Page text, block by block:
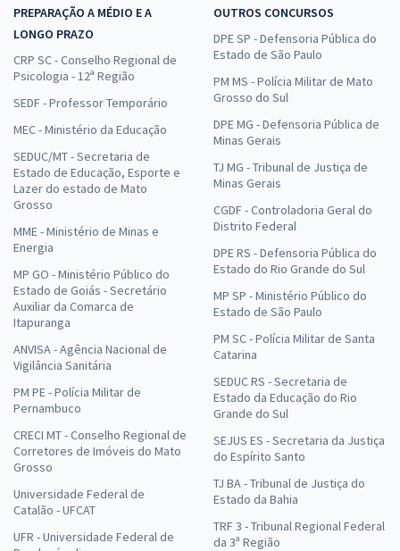
PREPARAÇÃO A MÉDIO E A
LONGO PRAZO
CRP SC - Conselho Regional de
Psicologia - 12ª Região
SEDF - Professor Temporário
MEC - Ministério da Educação
SEDUC/MT - Secretaria de
Estado de Educação, Esporte e
Lazer do estado de Mato
Grosso
MME - Ministério de Minas e
Energia
MP GO - Ministério Público do
Estado de Goiás - Secretário
Auxiliar da Comarca de
Itapuranga
ANVISA - Agência Nacional de
Vigilância Sanitária
PM PE - Polícia Militar de
Pernambuco
CRECI MT - Conselho Regional de
Corretores de Imóveis do Mato
Grosso
Universidade Federal de
Catalão - UFCAT
UFR - Universidade Federal de
OUTROS CONCURSOS
DPE SP - Defensoria Pública do
Estado de São Paulo
PM MS - Polícia Militar de Mato
Grosso do Sul
DPE MG - Defensoria Pública de
Minas Gerais
TJ MG - Tribunal de Justiça de
Minas Gerais
CGDF - Controladoria Geral do
Distrito Federal
DPE RS - Defensoria Pública do
Estado do Rio Grande do Sul
MP SP - Ministério Público do
Estado de São Paulo
PM SC - Polícia Militar de Santa
Catarina
SEDUC RS - Secretaria de
Estado da Educação do Rio
Grande do Sul
SEJUS ES - Secretaria da Justiça
do Espírito Santo
TJ BA - Tribunal de Justiça do
Estado da Bahia
TRF 3 - Tribunal Regional Federal
da 3ª Região